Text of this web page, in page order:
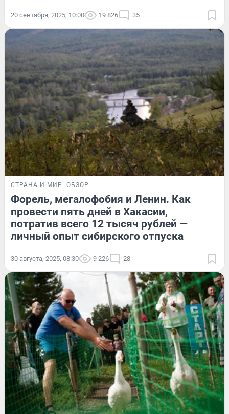
20 сентября, 2025, 10:00 19 826 35
СТРАНА И МИР ОБЗОР
Форель, мегалофобия и Ленин. Как
провести пять дней в Хакасии,
потратив всего 12 тысяч рублей —
личный опыт сибирского отпуска
30 августа, 2025, 08:30 9 226 28